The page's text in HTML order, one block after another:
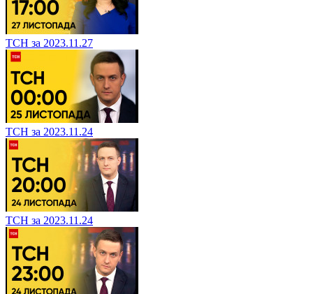
ТСН за 2023.11.27
ТСН за 2023.11.24
ТСН за 2023.11.24